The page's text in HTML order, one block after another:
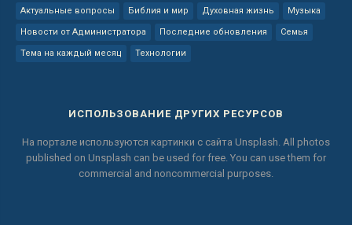
Актуальные вопросы Библия и мир Духовная жизнь Музыка
Новости от Администратора Последние обновления Семья
Тема на каждый месяц Технологии
ИСПОЛЬЗОВАНИЕ ДРУГИХ РЕСУРСОВ
На портале используются картинки с сайта Unsplash. All photos
published on Unsplash can be used for free. You can use them for
commercial and noncommercial purposes.